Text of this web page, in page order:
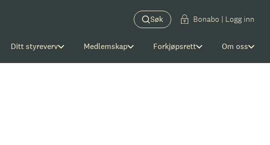
Ditt styreverv Medlemskap Forkjøpsrett Om oss
Søk Bonabo | Logg inn